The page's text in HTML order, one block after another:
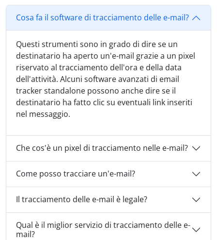
Cosa fa il software di tracciamento delle e-mail?
Questi strumenti sono in grado di dire se un
destinatario ha aperto un'e-mail grazie a un pixel
riservato al tracciamento dell'ora e della data
dell'attività. Alcuni software avanzati di email
tracker standalone possono anche dire se il
destinatario ha fatto clic su eventuali link inseriti
nel messaggio.
Che cos'è un pixel di tracciamento nelle e-mail?
Come posso tracciare un'e-mail?
Il tracciamento delle e-mail è legale?
Qual è il miglior servizio di tracciamento delle e-
mail?